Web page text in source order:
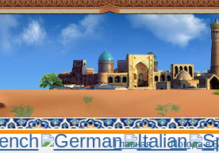
Главная Погода в